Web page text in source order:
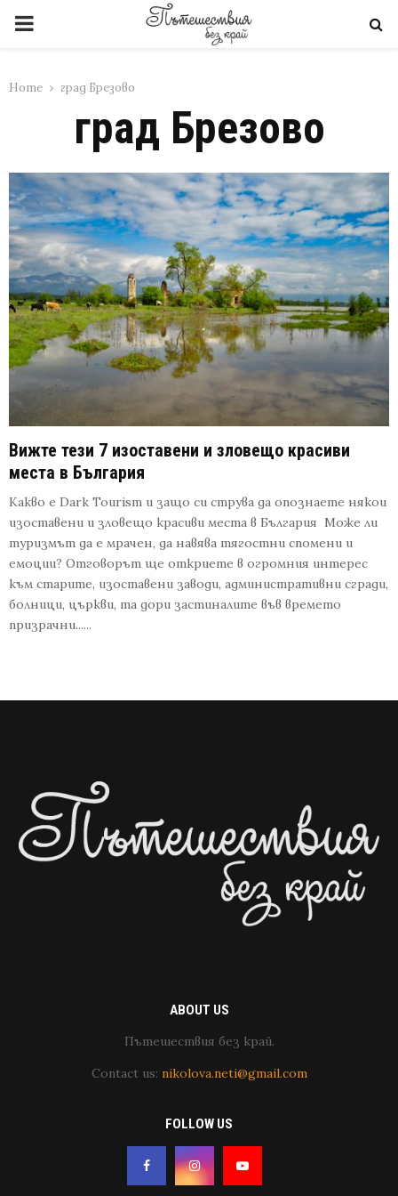
PRIMARY
Home град Брезово
град Брезово
Вижте тези 7 изоставени и зловещо красиви
места в България
Какво е Dark Tourism и защо си струва да опознаете някои
изоставени и зловещо красиви места в България Може ли
туризмът да е мрачен, да навява тягостни спомени и
емоции? Отговорът ще откриете в огромния интерес
към старите, изоставени заводи, административни сгради,
болници, църкви, та дори застиналите във времето
призрачни......
ABOUT US
Пътешествия без край.
Contact us: nikolova.neti@gmail.com
FOLLOW US